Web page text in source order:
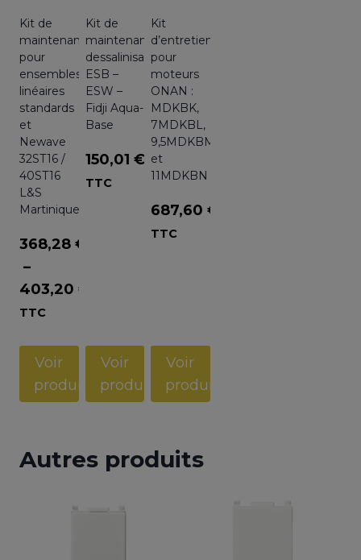
Kit de
maintenance
pour
ensembles
linéaires
standards
et
Newave
32ST16 /
40ST16
L&S
Martinique
368,28 €
–
403,20 €
Plage
prix :
368,28 €
à
TTC
Voir
produit
Kit de
maintenance
dessalinisateur
ESB –
ESW –
Fidji Aqua-
Base
150,01 €
TTC
Voir
produit
Kit
d’entretien
pour
moteurs
ONAN :
MDKBK,
7MDKBL,
9,5MDKBM
et
11MDKBN
687,60€
TTC
Voir
produit
Autres produits